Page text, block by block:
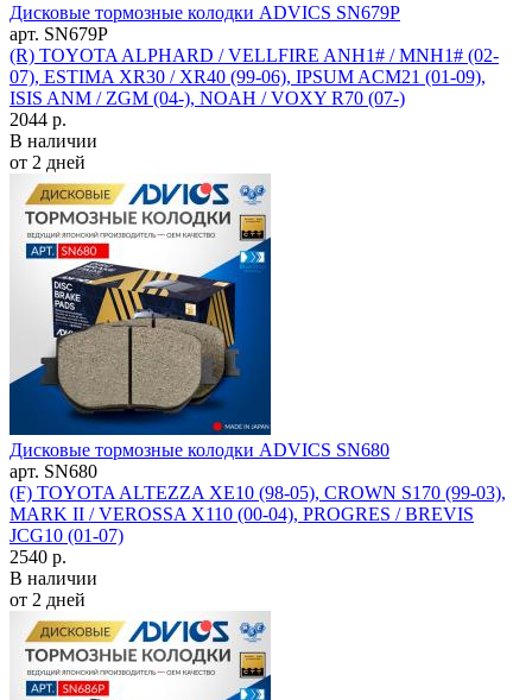
Дисковые тормозные колодки ADVICS SN679P
арт. SN679P
(R) TOYOTA ALPHARD / VELLFIRE ANH1# / MNH1# (02-
07), ESTIMA XR30 / XR40 (99-06), IPSUM ACM21 (01-09),
ISIS ANM / ZGM (04-), NOAH / VOXY R70 (07-)
2044 р.
В наличии
от 2 дней
Дисковые тормозные колодки ADVICS SN680
арт. SN680
(F) TOYOTA ALTEZZA XE10 (98-05), CROWN S170 (99-03),
MARK II / VEROSSA X110 (00-04), PROGRES / BREVIS
JCG10 (01-07)
2540 р.
В наличии
от 2 дней